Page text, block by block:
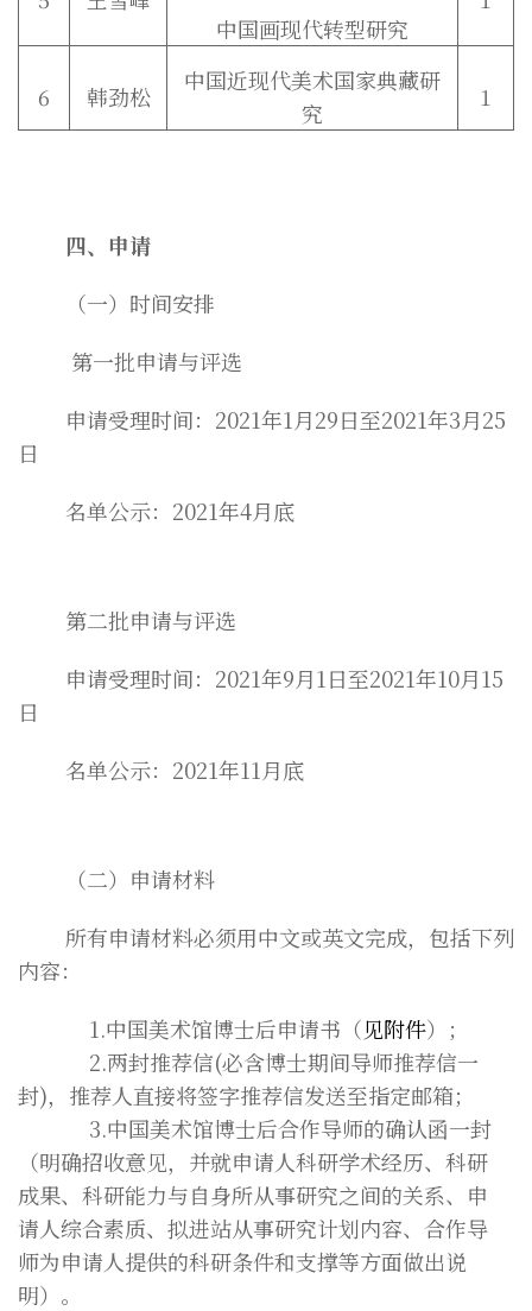
中国画现代转型研究
6 韩劲松
中国近现代美术国家典藏研
究
1
四、申请
（一）时间安排
第一批申请与评选
申请受理时间：2021年1月29日至2021年3月25
日
名单公示：2021年4月底
第二批申请与评选
申请受理时间：2021年9月1日至2021年10月15
日
名单公示：2021年11月底
（二）申请材料
所有申请材料必须用中文或英文完成，包括下列
内容：
1.中国美术馆博士后申请书（见附件）；
2.两封推荐信(必含博士期间导师推荐信一
封)，推荐人直接将签字推荐信发送至指定邮箱；
3.中国美术馆博士后合作导师的确认函一封
（明确招收意见，并就申请人科研学术经历、科研
成果、科研能力与自身所从事研究之间的关系、申
请人综合素质、拟进站从事研究计划内容、合作导
师为申请人提供的科研条件和支撑等方面做出说
明）。